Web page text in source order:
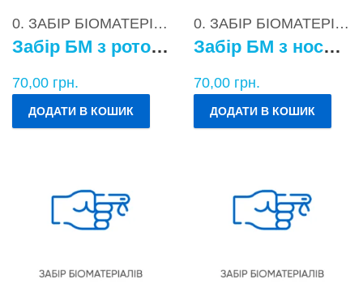
0. ЗАБІР БІОМАТЕРІАЛІВ
Забір БМ з ротоглотки
70,00 грн.
ДОДАТИ В КОШИК
0. ЗАБІР БІОМАТЕРІАЛІВ
Забір БМ з носоглотки
70,00 грн.
ДОДАТИ В КОШИК